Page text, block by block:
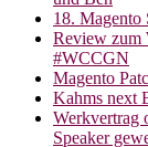
18. Magento
Review zum
#WCCGN
Magento
Kahms next
Werkvertrag
Speaker